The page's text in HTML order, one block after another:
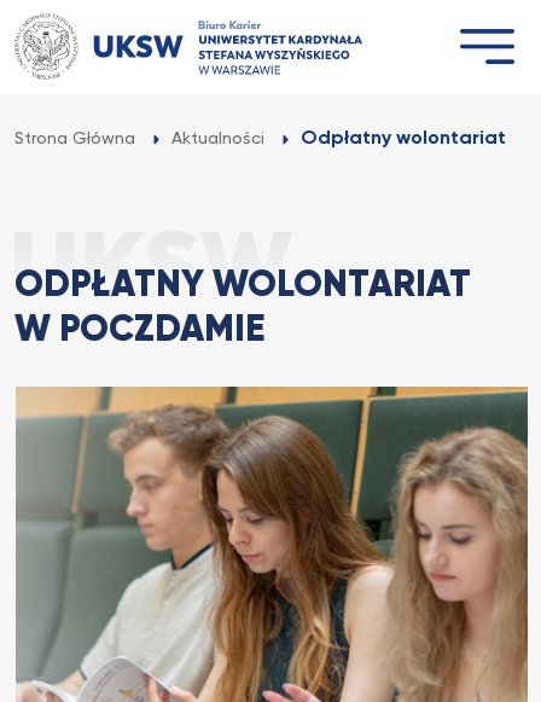
Przejdź
do
treści
Strona Główna Aktualności Odpłatny wolontariat w
ODPŁATNY WOLONTARIAT
W POCZDAMIE